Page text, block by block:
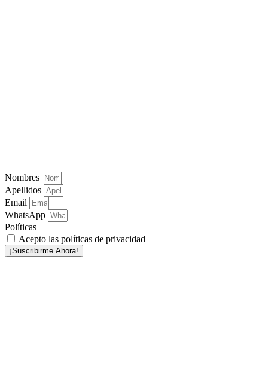
Nombres
Apellidos
Email
WhatsApp
Políticas
Acepto las políticas de privacidad
¡Suscribirme Ahora!